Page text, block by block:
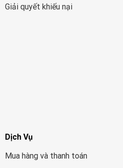
Giải quyết khiếu nại
Dịch Vụ
Mua hàng và thanh toán